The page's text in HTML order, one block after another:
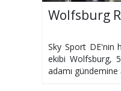
Wolfsburg
Sky Sport DE'nin
ekibi Wolfsburg,
adamı gündemine